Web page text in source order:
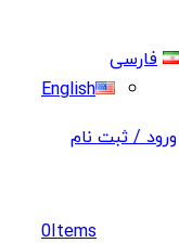
فارسی
English
ورود / ثبت نام
0Items